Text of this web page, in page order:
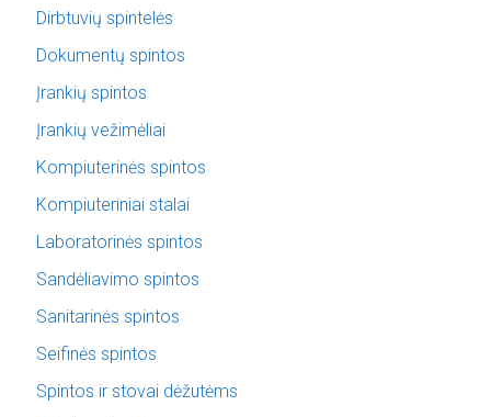
Dirbtuvių spintelės
Dokumentų spintos
Įrankių spintos
Įrankių vežimėliai
Kompiuterinės spintos
Kompiuteriniai stalai
Laboratorinės spintos
Sandėliavimo spintos
Sanitarinės spintos
Seifinės spintos
Spintos ir stovai dėžutėms